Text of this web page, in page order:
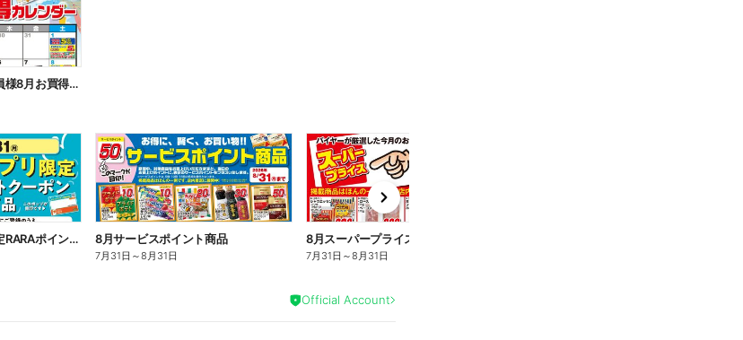
【十勝地区】RARA会員様8月お買得カレンダー
8月アークスアプリ限定RARAポイントクーポン対象商品 8月サービスポイント商品
7月31日 ～8月31日
8月スーパープライス商品
7月31日 ～8月31日
e
t
Official Account